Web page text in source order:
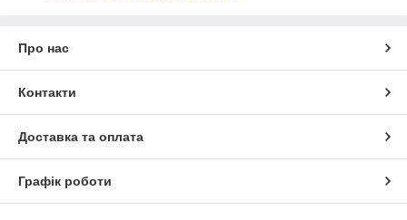
Про нас
Контакти
Доставка та оплата
Графік роботи